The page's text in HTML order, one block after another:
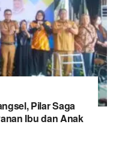
Pilar Saga
Ibu dan Anak